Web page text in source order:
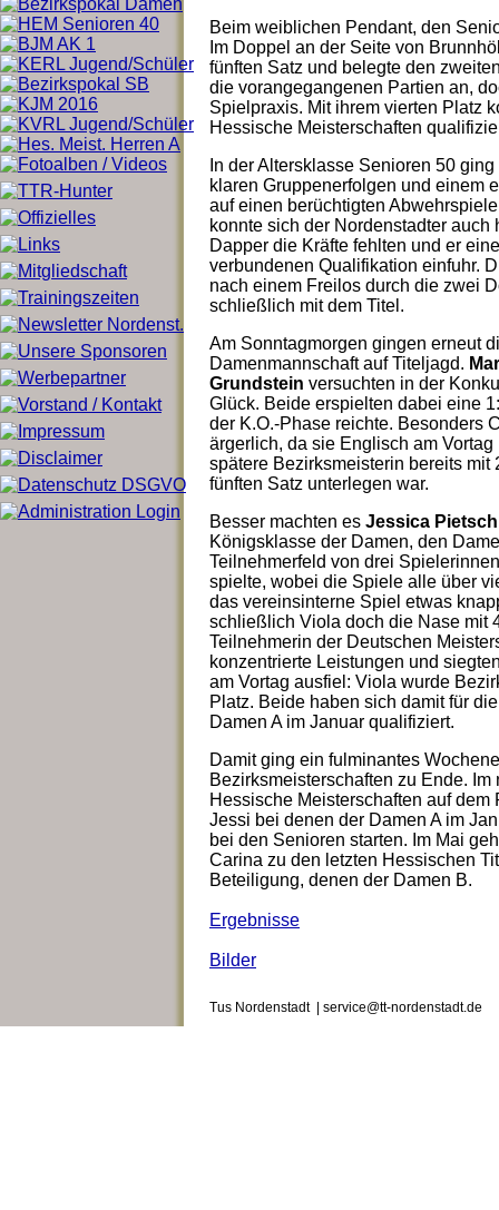
Beim weiblichen Pendant, den
Im Doppel an der Seite von
fünften Satz und belegte den
die vorangegangenen Partien an,
Spielpraxis. Mit ihrem vierten Platz
Hessische Meisterschaften
In der Altersklasse Senioren 50 ging
klaren Gruppenerfolgen und einem
auf einen berüchtigten
konnte sich der Nordenstadter
Dapper die Kräfte fehlten und er
verbundenen Qualifikation einfuhr.
nach einem Freilos durch die zwei
schließlich mit dem Titel.
Am Sonntagmorgen gingen erneut
Damenmannschaft auf Titeljagd.
Grundstein versuchten in der
Glück. Beide erspielten dabei eine
der K.O.-Phase reichte. Besonders
ärgerlich, da sie Englisch am
spätere Bezirksmeisterin bereits mit
fünften Satz unterlegen war.
Besser machten es Jessica Pietsch
Königsklasse der Damen, den
Teilnehmerfeld von drei
spielte, wobei die Spiele alle über
das vereinsinterne Spiel etwas
schließlich Viola doch die Nase mit
Teilnehmerin der Deutschen
konzentrierte Leistungen und
am Vortag ausfiel: Viola wurde
Platz. Beide haben sich damit für
Damen A im Januar qualifiziert.
Damit ging ein fulminantes
Bezirksmeisterschaften zu Ende.
Hessische Meisterschaften auf
Jessi bei denen der Damen A im
bei den Senioren starten. Im Mai
Carina zu den letzten Hessischen
Beteiligung, denen der Damen B.
Ergebnisse
Bilder
Tus Nordenstadt | service@tt-nordenstadt.de